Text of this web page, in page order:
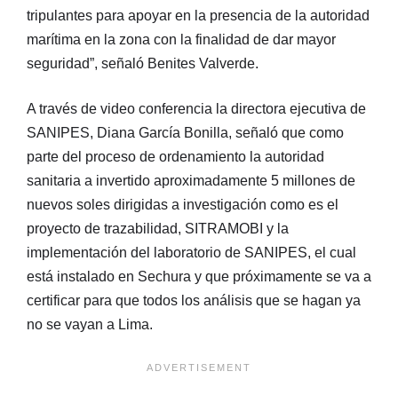
tripulantes para apoyar en la presencia de la autoridad
marítima en la zona con la finalidad de dar mayor
seguridad”, señaló Benites Valverde.
A través de video conferencia la directora ejecutiva de
SANIPES, Diana García Bonilla, señaló que como
parte del proceso de ordenamiento la autoridad
sanitaria a invertido aproximadamente 5 millones de
nuevos soles dirigidas a investigación como es el
proyecto de trazabilidad, SITRAMOBI y la
implementación del laboratorio de SANIPES, el cual
está instalado en Sechura y que próximamente se va a
certificar para que todos los análisis que se hagan ya
no se vayan a Lima.